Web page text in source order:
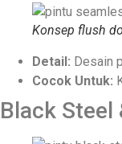
Konsep flush
Detail: Desain
Cocok Untuk:
Black Steel